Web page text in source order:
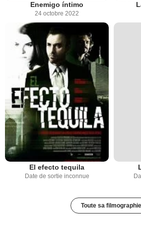
Enemigo íntimo
24 octobre 2022
El efecto tequila
Date de sortie inconnue
Toute sa filmographie